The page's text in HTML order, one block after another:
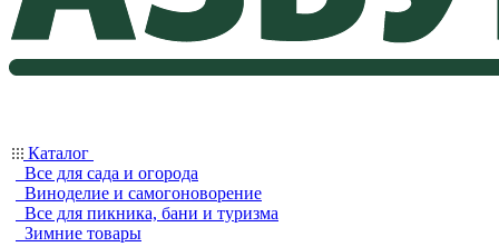
Каталог
Все для сада и огорода
Виноделие и самогоноворение
Все для пикника, бани и туризма
Зимние товары